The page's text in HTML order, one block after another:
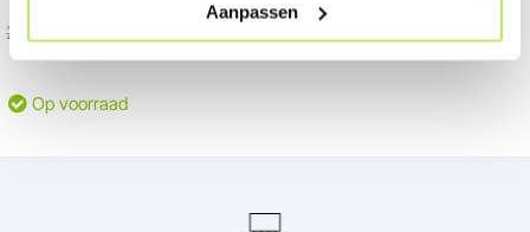
Aanpassen
226,00
Op voorraad